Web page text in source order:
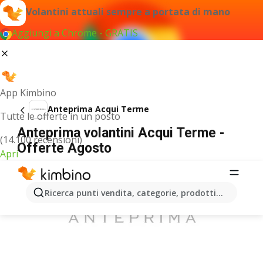
Volantini attuali sempre a portata di mano
Aggiungi a Chrome - GRATIS
App Kimbino
Tutte le offerte in un posto
(14.100 recensioni)
Apri
Ricerca punti vendita, categorie, prodotti...
Anteprima Acqui Terme
Anteprima volantini Acqui Terme -
Offerte Agosto